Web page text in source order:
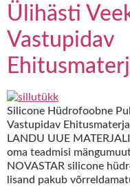
Ülihästi
Vastupidav
Silicone Hüdrofoobne
Vastupidav
LANDU UUE
oma teadmisi
NOVASTAR silicone
lisand pakub